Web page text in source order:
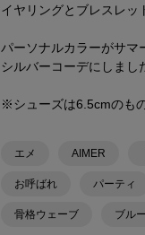
イヤリングとブレスレッ
パーソナルカラーがサマ
シルバーコーデにしまし
※シューズは6.5cmのも
エメ AIMER
お呼ばれ パーティ
骨格ウェーブ ブル